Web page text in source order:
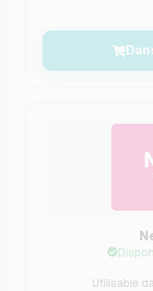
Utilisable